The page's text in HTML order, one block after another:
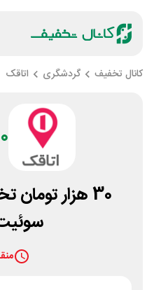
کانال تخفیف گردشگری اتاقک
30 هزار